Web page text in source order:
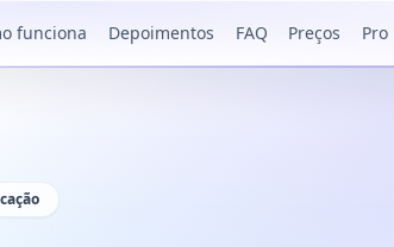
funciona Depoimentos FAQ Preços